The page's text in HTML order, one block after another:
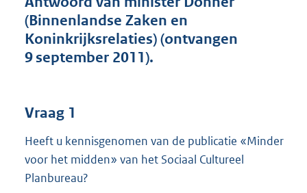
b
(Binnenlandse Zaken en
Koninkrijksrelaties) (ontvangen
9 september 2011).
Vraag 1
Heeft u kennisgenomen van de publicatie «Minder
voor het midden» van het Sociaal Cultureel
Planbureau?